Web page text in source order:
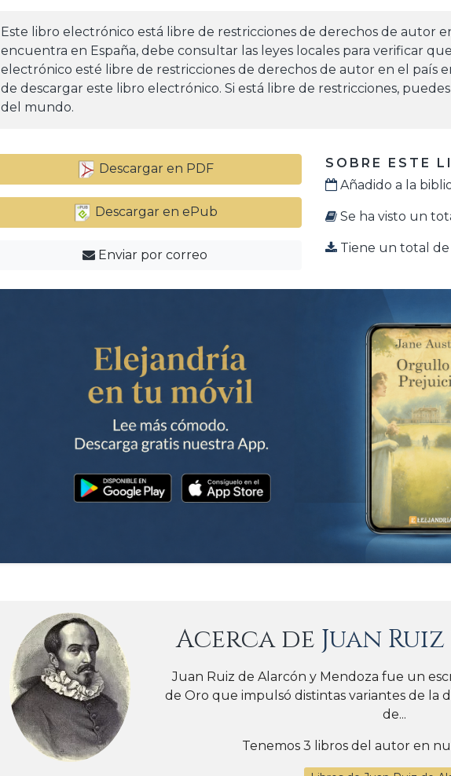
Este libro electrónico está libre de restricciones de derechos de autor
encuentra en España, debe consultar las leyes locales para verificar
electrónico esté libre de restricciones de derechos de autor en el país
de descargar este libro electrónico. Si está libre de restricciones,
del mundo.
Descargar en PDF
Descargar en ePub
Enviar por correo
SOBRE ESTE
Añadido a la
Se ha visto un
Tiene un total de
Acerca de Juan
Juan Ruiz de Alarcón y Mendoza fue un
de Oro que impulsó distintas variantes de la
de...
Tenemos 3 libros del autor en